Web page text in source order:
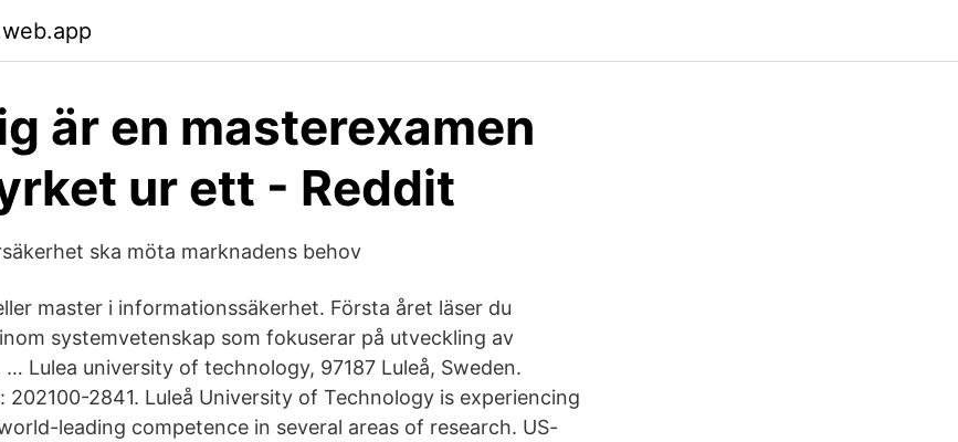
är en masterexamen
ur ett - Reddit
ska möta marknadens behov
master i informationssäkerhet. Första året läser du
systemvetenskap som fokuserar på utveckling av
Lulea university of technology, 97187 Luleå, Sweden.
202100-2841. Luleå University of Technology is experiencing
leading competence in several areas of research. US-